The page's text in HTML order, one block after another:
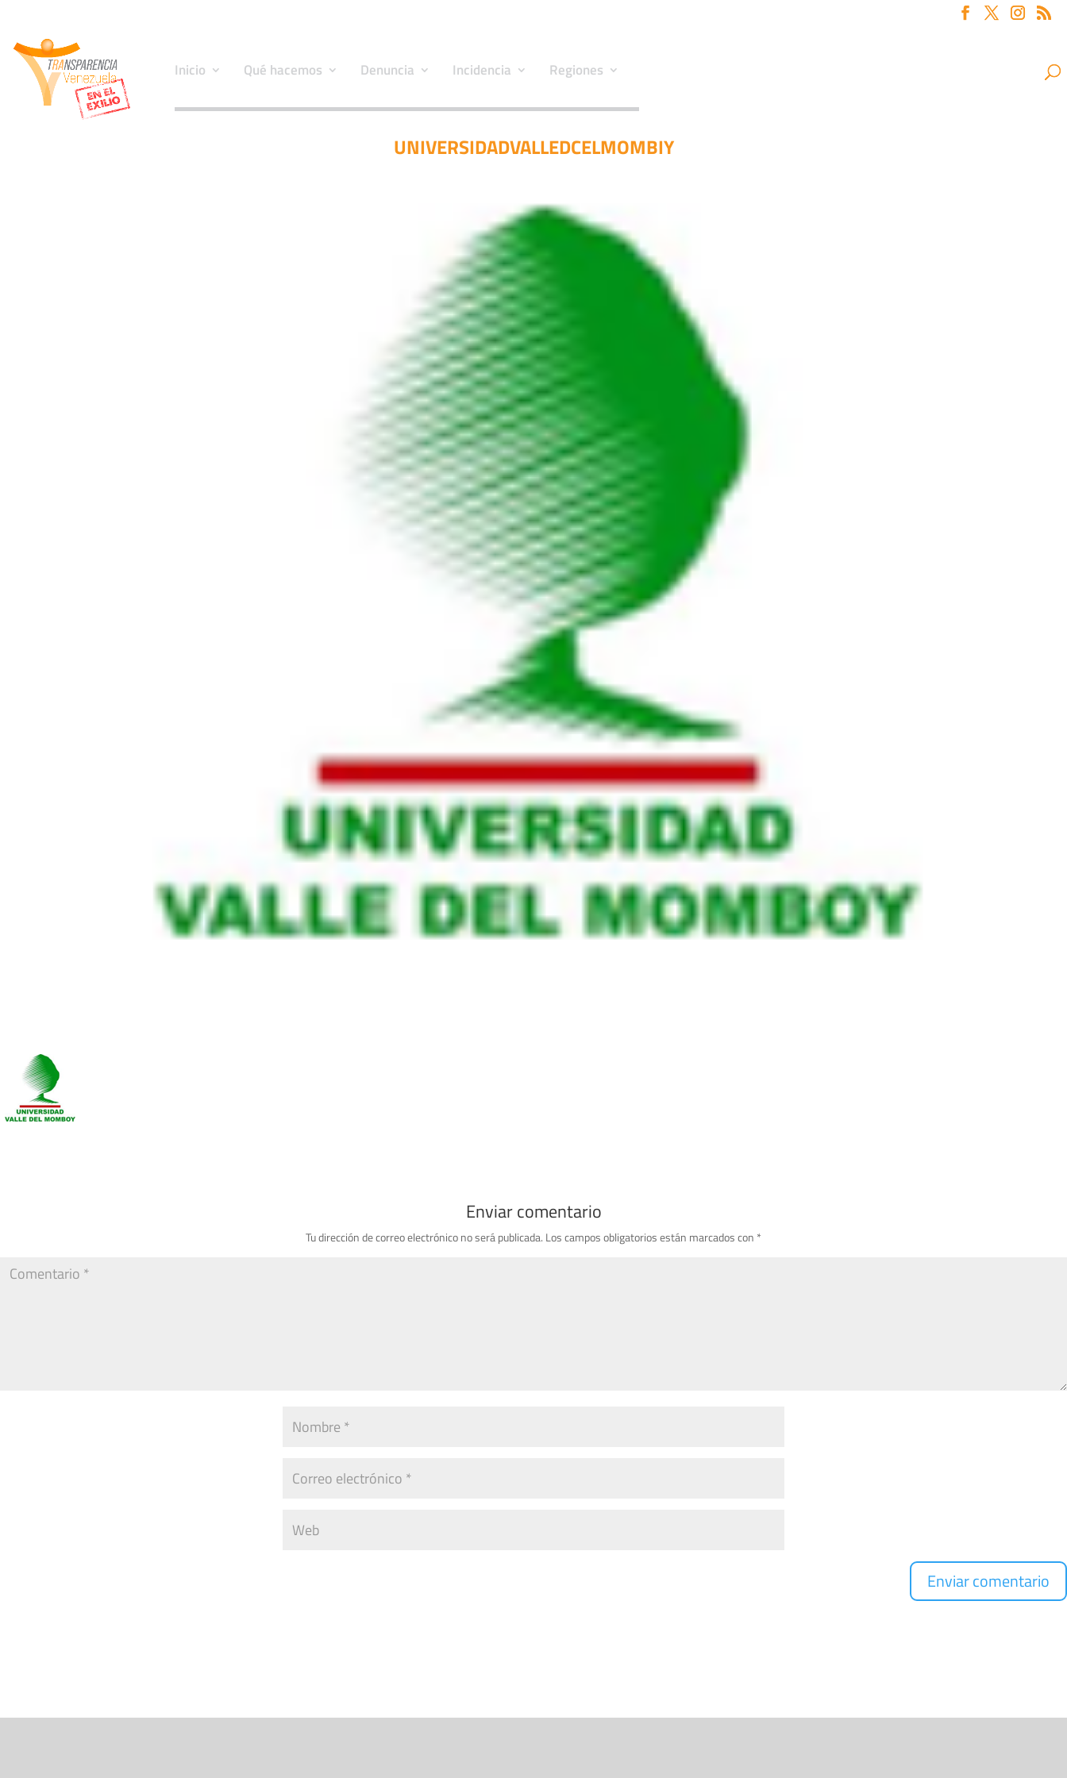
Inicio Qué hacemos Denuncia Incidencia Regiones
UNIVERSIDADVALLEDCELMOMBIY
Enviar comentario
Tu dirección de correo electrónico no será publicada. Los campos obligatorios están marcados con *